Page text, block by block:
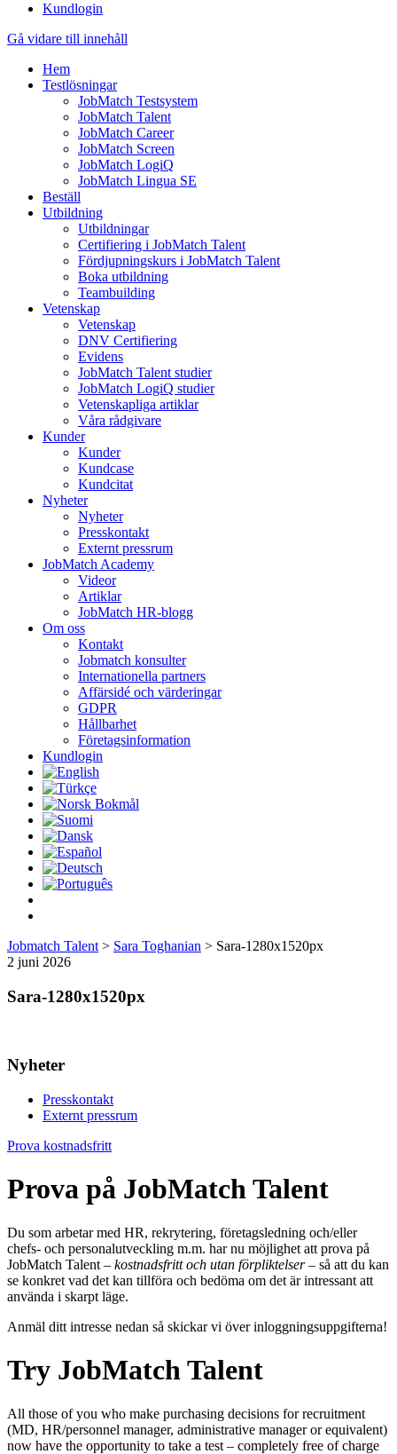
Kundlogin
Gå vidare till innehåll
Hem
Testlösningar
JobMatch Testsystem
JobMatch Talent
JobMatch Career
JobMatch Screen
JobMatch LogiQ
JobMatch Lingua SE
Beställ
Utbildning
Utbildningar
Certifiering i JobMatch Talent
Fördjupningskurs i JobMatch Talent
Boka utbildning
Teambuilding
Vetenskap
Vetenskap
DNV Certifiering
Evidens
JobMatch Talent studier
JobMatch LogiQ studier
Vetenskapliga artiklar
Våra rådgivare
Kunder
Kunder
Kundcase
Kundcitat
Nyheter
Nyheter
Presskontakt
Externt pressrum
JobMatch Academy
Videor
Artiklar
JobMatch HR-blogg
Om oss
Kontakt
Jobmatch konsulter
Internationella partners
Affärsidé och värderingar
GDPR
Hållbarhet
Företagsinformation
Kundlogin
Jobmatch Talent > Sara Toghanian > Sara-1280x1520px
2 juni 2026
Sara-1280x1520px
Nyheter
Presskontakt
Externt pressrum
Prova kostnadsfritt
Prova på JobMatch Talent
Du som arbetar med HR, rekrytering, företagsledning och/eller
chefs- och personalutveckling m.m. har nu möjlighet att prova på
JobMatch Talent – kostnadsfritt och utan förpliktelser– så att du kan
se konkret vad det kan tillföra och bedöma om det är intressant att
använda i skarpt läge.
Anmäl ditt intresse nedan så skickar vi över inloggningsuppgifterna!
Try JobMatch Talent
All those of you who make purchasing decisions for recruitment
(MD, HR/personnel manager, administrative manager or equivalent)
now have the opportunity to take a test – completely free of charge